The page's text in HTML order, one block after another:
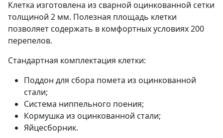
Клетка изготовлена из сварной оцинкованной сетки
толщиной 2 мм. Полезная площадь клетки
позволяет содержать в комфортных условиях 200
перепелов.
Стандартная комплектация клетки:
Поддон для сбора помета из оцинкованной
стали;
Система ниппельного поения;
Кормушка из оцинкованной стали;
Яйцесборник.